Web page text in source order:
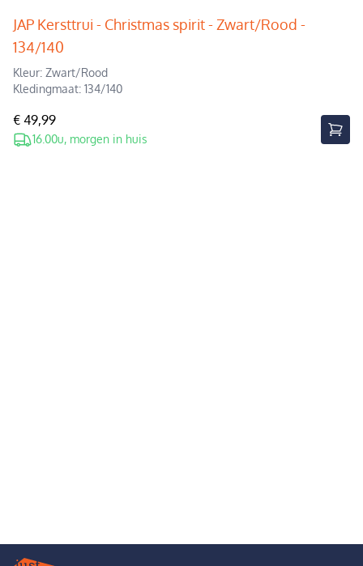
JAP Kersttrui - Christmas spirit - Zwart/Rood -
134/140
Kleur: Zwart/Rood
Kledingmaat: 134/140
€ 49,99
16.00u, morgen in huis